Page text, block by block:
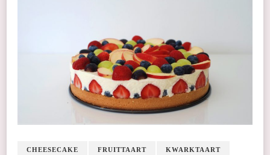
CHEESECAKE FRUITTAART KWARKTAART